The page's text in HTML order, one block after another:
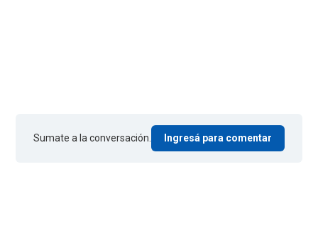
Sumate a la conversación. Ingresá para comentar